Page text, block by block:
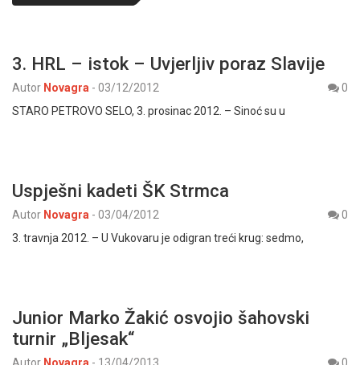
3. HRL – istok – Uvjerljiv poraz Slavije
Autor Novagra - 03/12/2012
0
STARO PETROVO SELO, 3. prosinac 2012. – Sinoć su u
Uspješni kadeti ŠK Strmca
Autor Novagra - 03/04/2012
0
3. travnja 2012. – U Vukovaru je odigran treći krug: sedmo,
Junior Marko Žakić osvojio šahovski
turnir „Bljesak“
Autor Novagra - 13/04/2013 0